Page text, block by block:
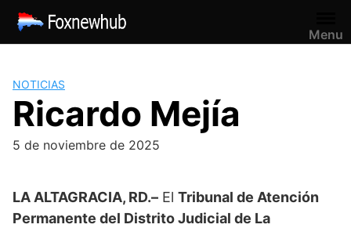
Saltar
contenido
Menu
NOTICIAS
Ricardo Mejía
5 de noviembre de 2025
LA ALTAGRACIA, RD.– El Tribunal de Atención
Permanente del Distrito Judicial de La